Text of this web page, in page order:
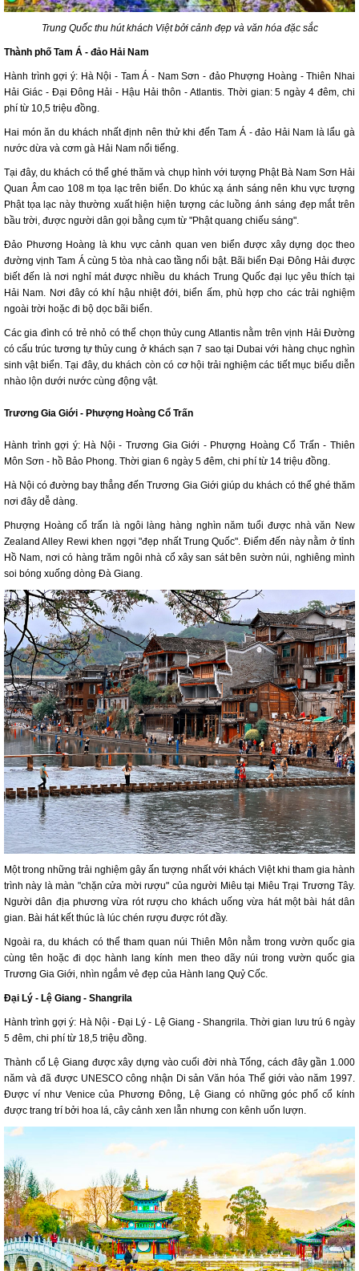
Trung Quốc thu hút khách Việt bởi cảnh đẹp và văn hóa đặc sắc
Thành phố Tam Á - đảo Hải Nam
Hành trình gợi ý: Hà Nội - Tam Á - Nam Sơn - đảo Phượng Hoàng - Thiên Nhai
Hải Giác - Đại Đông Hải - Hậu Hải thôn - Atlantis. Thời gian: 5 ngày 4 đêm, chi
phí từ 10,5 triệu đồng.
Hai món ăn du khách nhất định nên thử khi đến Tam Á - đảo Hải Nam là lẩu gà
nước dừa và cơm gà Hải Nam nổi tiếng.
Tại đây, du khách có thể ghé thăm và chụp hình với tượng Phật Bà Nam Sơn Hải
Quan Âm cao 108 m tọa lạc trên biển. Do khúc xạ ánh sáng nên khu vực tượng
Phật tọa lạc này thường xuất hiện hiện tượng các luồng ánh sáng đẹp mắt trên
bầu trời, được người dân gọi bằng cụm từ "Phật quang chiếu sáng".
Đảo Phương Hoàng là khu vực cảnh quan ven biển được xây dựng dọc theo
đường vịnh Tam Á cùng 5 tòa nhà cao tầng nổi bật. Bãi biển Đại Đông Hải được
biết đến là nơi nghỉ mát được nhiều du khách Trung Quốc đại lục yêu thích tại
Hải Nam. Nơi đây có khí hậu nhiệt đới, biển ấm, phù hợp cho các trải nghiệm
ngoài trời hoặc đi bộ dọc bãi biển.
Các gia đình có trẻ nhỏ có thể chọn thủy cung Atlantis nằm trên vịnh Hải Đường
có cấu trúc tương tự thủy cung ở khách sạn 7 sao tại Dubai với hàng chục nghìn
sinh vật biển. Tại đây, du khách còn có cơ hội trải nghiệm các tiết mục biểu diễn
nhào lộn dưới nước cùng động vật.
Trương Gia Giới - Phượng Hoàng Cổ Trấn
Hành trình gợi ý: Hà Nội - Trương Gia Giới - Phượng Hoàng Cổ Trấn - Thiên
Môn Sơn - hồ Bảo Phong. Thời gian 6 ngày 5 đêm, chi phí từ 14 triệu đồng.
Hà Nội có đường bay thẳng đến Trương Gia Giới giúp du khách có thể ghé thăm
nơi đây dễ dàng.
Phượng Hoàng cổ trấn là ngôi làng hàng nghìn năm tuổi được nhà văn New
Zealand Alley Rewi khen ngợi "đẹp nhất Trung Quốc". Điểm đến này nằm ở tỉnh
Hồ Nam, nơi có hàng trăm ngôi nhà cổ xây san sát bên sườn núi, nghiêng mình
soi bóng xuống dòng Đà Giang.
Một trong những trải nghiệm gây ấn tượng nhất với khách Việt khi tham gia hành
trình này là màn "chặn cửa mời rượu" của người Miêu tại Miêu Trại Trương Tây.
Người dân địa phương vừa rót rượu cho khách uống vừa hát một bài hát dân
gian. Bài hát kết thúc là lúc chén rượu được rót đầy.
Ngoài ra, du khách có thể tham quan núi Thiên Môn nằm trong vườn quốc gia
cùng tên hoặc đi dọc hành lang kính men theo dãy núi trong vườn quốc gia
Trương Gia Giới, nhìn ngắm vẻ đẹp của Hành lang Quỷ Cốc.
Đại Lý - Lệ Giang - Shangrila
Hành trình gợi ý: Hà Nội - Đại Lý - Lệ Giang - Shangrila. Thời gian lưu trú 6 ngày
5 đêm, chi phí từ 18,5 triệu đồng.
Thành cổ Lệ Giang được xây dựng vào cuối đời nhà Tống, cách đây gần 1.000
năm và đã được UNESCO công nhận Di sản Văn hóa Thế giới vào năm 1997.
Được ví như Venice của Phương Đông, Lệ Giang có những góc phố cổ kính
được trang trí bởi hoa lá, cây cảnh xen lẫn nhưng con kênh uốn lượn.